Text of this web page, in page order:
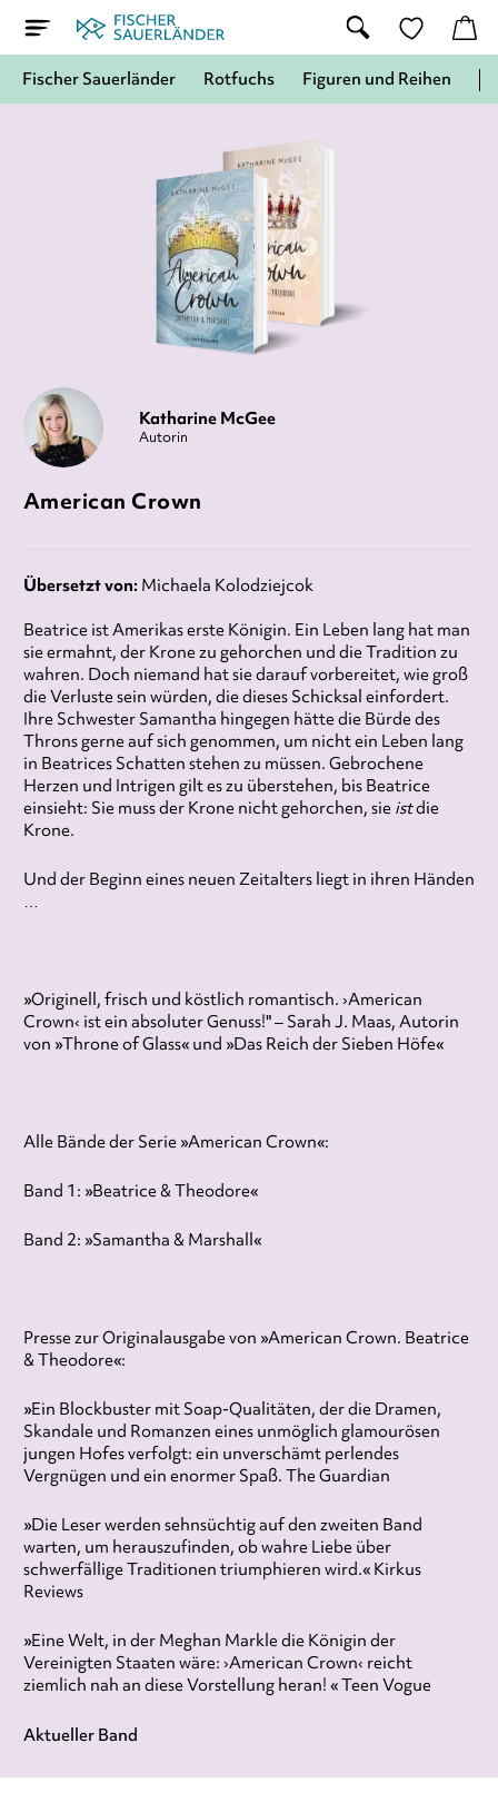
Fischer Sauerländer Rotfuchs Figuren und Reihen
Katharine McGee
Autorin
American Crown
Übersetzt von: Michaela Kolodziejcok
Beatrice ist Amerikas erste Königin. Ein Leben lang hat man
sie ermahnt, der Krone zu gehorchen und die Tradition zu
wahren. Doch niemand hat sie darauf vorbereitet, wie groß
die Verluste sein würden, die dieses Schicksal einfordert.
Ihre Schwester Samantha hingegen hätte die Bürde des
Throns gerne auf sich genommen, um nicht ein Leben lang
in Beatrices Schatten stehen zu müssen. Gebrochene
Herzen und Intrigen gilt es zu überstehen, bis Beatrice
einsieht: Sie muss der Krone nicht gehorchen, sie istdie
Krone.
Und der Beginn eines neuen Zeitalters liegt in ihren Händen
…
»Originell, frisch und köstlich romantisch. ›American
Crown‹ ist ein absoluter Genuss!" – Sarah J. Maas, Autorin
von »Throne of Glass« und »Das Reich der Sieben Höfe«
Alle Bände der Serie »American Crown«:
Band 1: »Beatrice & Theodore«
Band 2: »Samantha & Marshall«
Presse zur Originalausgabe von »American Crown. Beatrice
& Theodore«:
»Ein Blockbuster mit Soap-Qualitäten, der die Dramen,
Skandale und Romanzen eines unmöglich glamourösen
jungen Hofes verfolgt: ein unverschämt perlendes
Vergnügen und ein enormer Spaß. The Guardian
»Die Leser werden sehnsüchtig auf den zweiten Band
warten, um herauszufinden, ob wahre Liebe über
schwerfällige Traditionen triumphieren wird.« Kirkus
Reviews
»Eine Welt, in der Meghan Markle die Königin der
Vereinigten Staaten wäre: ›American Crown‹ reicht
ziemlich nah an diese Vorstellung heran! « Teen Vogue
Aktueller Band